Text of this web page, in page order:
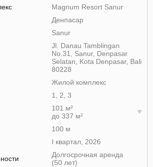
Magnum Resort Sanur
Денпасар
Sanur
Jl. Danau Tamblingan
No.31, Sanur, Denpasar
Selatan, Kota Denpasar, Bali
80228
Жилой комплекс
1, 2, 3
101 м²
до 337 м²
100 м
I квартал, 2026
Долгосрочная аренда
(50 лет)